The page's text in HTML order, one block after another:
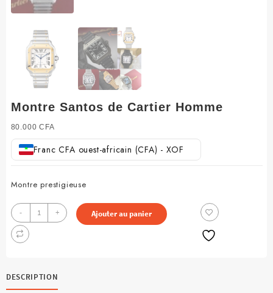
Montre Santos de Cartier Homme
80.000CFA
Franc CFA ouest-africain (CFA) - XOF
Montre prestigieuse
-
quantité
de
Montre
Cartier
Homme
+ Ajouter au panier
DESCRIPTION